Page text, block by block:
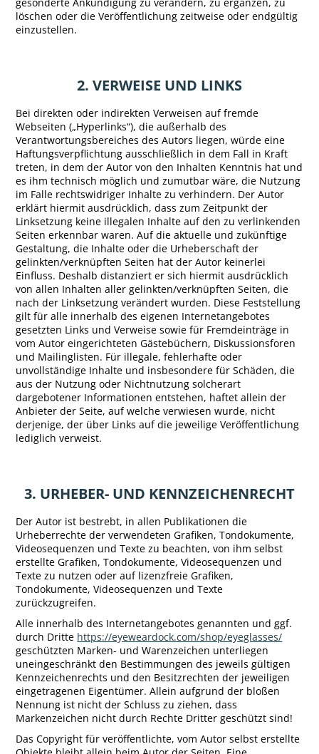
gesonderte Ankündigung zu verändern, zu ergänzen, zu
löschen oder die Veröffentlichung zeitweise oder endgültig
einzustellen.
2. VERWEISE UND LINKS
Bei direkten oder indirekten Verweisen auf fremde
Webseiten („Hyperlinks“), die außerhalb des
Verantwortungsbereiches des Autors liegen, würde eine
Haftungsverpflichtung ausschließlich in dem Fall in Kraft
treten, in dem der Autor von den Inhalten Kenntnis hat und
es ihm technisch möglich und zumutbar wäre, die Nutzung
im Falle rechtswidriger Inhalte zu verhindern. Der Autor
erklärt hiermit ausdrücklich, dass zum Zeitpunkt der
Linksetzung keine illegalen Inhalte auf den zu verlinkenden
Seiten erkennbar waren. Auf die aktuelle und zukünftige
Gestaltung, die Inhalte oder die Urheberschaft der
gelinkten/verknüpften Seiten hat der Autor keinerlei
Einfluss. Deshalb distanziert er sich hiermit ausdrücklich
von allen Inhalten aller gelinkten/verknüpften Seiten, die
nach der Linksetzung verändert wurden. Diese Feststellung
gilt für alle innerhalb des eigenen Internetangebotes
gesetzten Links und Verweise sowie für Fremdeinträge in
vom Autor eingerichteten Gästebüchern, Diskussionsforen
und Mailinglisten. Für illegale, fehlerhafte oder
unvollständige Inhalte und insbesondere für Schäden, die
aus der Nutzung oder Nichtnutzung solcherart
dargebotener Informationen entstehen, haftet allein der
Anbieter der Seite, auf welche verwiesen wurde, nicht
derjenige, der über Links auf die jeweilige Veröffentlichung
lediglich verweist.
3. URHEBER- UND KENNZEICHENRECHT
Der Autor ist bestrebt, in allen Publikationen die
Urheberrechte der verwendeten Grafiken, Tondokumente,
Videosequenzen und Texte zu beachten, von ihm selbst
erstellte Grafiken, Tondokumente, Videosequenzen und
Texte zu nutzen oder auf lizenzfreie Grafiken,
Tondokumente, Videosequenzen und Texte
zurückzugreifen.
Alle innerhalb des Internetangebotes genannten und ggf.
durch Dritte https://eyeweardock.com/shop/eyeglasses/
geschützten Marken- und Warenzeichen unterliegen
uneingeschränkt den Bestimmungen des jeweils gültigen
Kennzeichenrechts und den Besitzrechten der jeweiligen
eingetragenen Eigentümer. Allein aufgrund der bloßen
Nennung ist nicht der Schluss zu ziehen, dass
Markenzeichen nicht durch Rechte Dritter geschützt sind!
Das Copyright für veröffentlichte, vom Autor selbst erstellte